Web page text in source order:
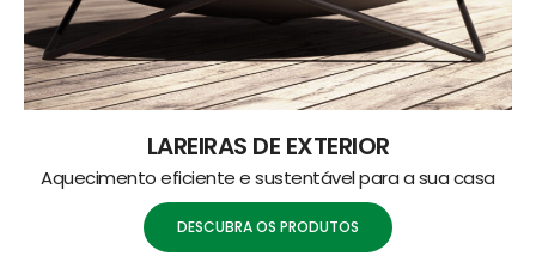
LAREIRAS DE EXTERIOR
Aquecimento eficiente e sustentável para a sua casa
DESCUBRA OS PRODUTOS